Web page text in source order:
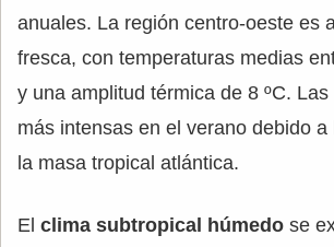
anuales. La región centro-oeste es
fresca, con temperaturas medias
y una amplitud térmica de 8 ºC.
más intensas en el verano debido a
la masa tropical atlántica.
El clima subtropical húmedo se